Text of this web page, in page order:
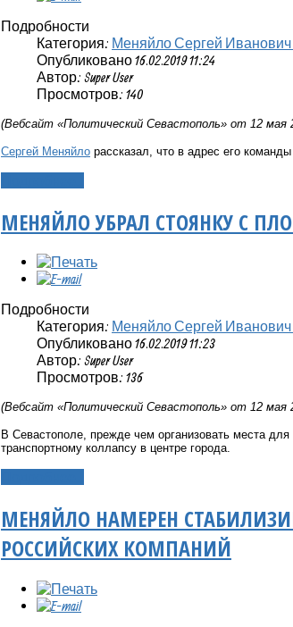
Подробности
Категория: Меняйло Сергей
Опубликовано 16.02.2019 11:24
Автор: Super User
Просмотров: 140
(Вебсайт «Политический Севастополь» от 12 мая
Сергей Меняйло рассказал, что в адрес его
МЕНЯЙЛО УБРАЛ СТОЯНКУ С
Подробности
Категория: Меняйло Сергей
Опубликовано 16.02.2019 11:23
Автор: Super User
Просмотров: 136
(Вебсайт «Политический Севастополь» от 12 мая
В Севастополе, прежде чем организовать места
транспортному коллапсу в центре города.
МЕНЯЙЛО НАМЕРЕН
РОССИЙСКИХ КОМПАНИЙ